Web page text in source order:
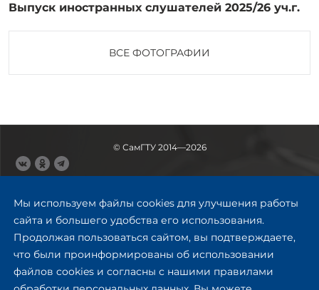
Выпуск иностранных слушателей 2025/26 уч.г.
ВСЕ ФОТОГРАФИИ
Мы используем файлы cookies для улучшения работы
сайта и большего удобства его использования.
Продолжая пользоваться сайтом, вы подтверждаете,
что были проинформированы об использовании
файлов cookies и согласны с нашими правилами
© СамГТУ 2014—2026
443100, Самара
Ул. Молодогвардейская, 244,
главный корпус
8 (846) 278-43-11
rector@samgtu.ru